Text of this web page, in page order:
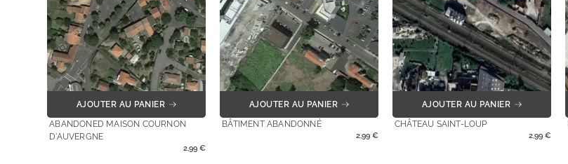
AJOUTER AU PANIER
ABANDONED MAISON COURNON
D'AUVERGNE
2,99€
AJOUTER AU PANIER
BÂTIMENT ABANDONNÉ
2,99€
AJOUTER AU PANIER
CHÂTEAU SAINT-LOUP
2,99 €